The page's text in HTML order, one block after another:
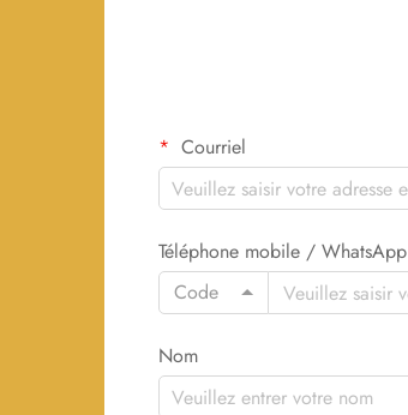
Courriel
Téléphone mobile / WhatsApp
Code
Nom